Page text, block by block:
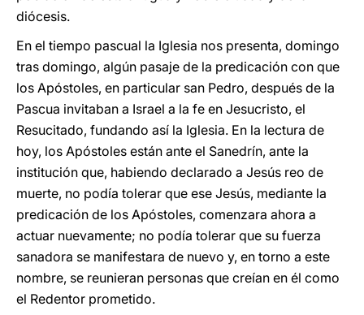
diócesis.
En el tiempo pascual la Iglesia nos presenta, domingo
tras domingo, algún pasaje de la predicación con que
los Apóstoles, en particular san Pedro, después de la
Pascua invitaban a Israel a la fe en Jesucristo, el
Resucitado, fundando así la Iglesia. En la lectura de
hoy, los Apóstoles están ante el Sanedrín, ante la
institución que, habiendo declarado a Jesús reo de
muerte, no podía tolerar que ese Jesús, mediante la
predicación de los Apóstoles, comenzara ahora a
actuar nuevamente; no podía tolerar que su fuerza
sanadora se manifestara de nuevo y, en torno a este
nombre, se reunieran personas que creían en él como
el Redentor prometido.